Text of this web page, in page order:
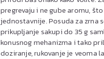
pregrevaju i ne gube aromu,
jednostavnije. Posuda za zrna
prikupljanje sakupi do 35 g
konusnog mehanizma i tako
doziranje, rukovanje je veoma